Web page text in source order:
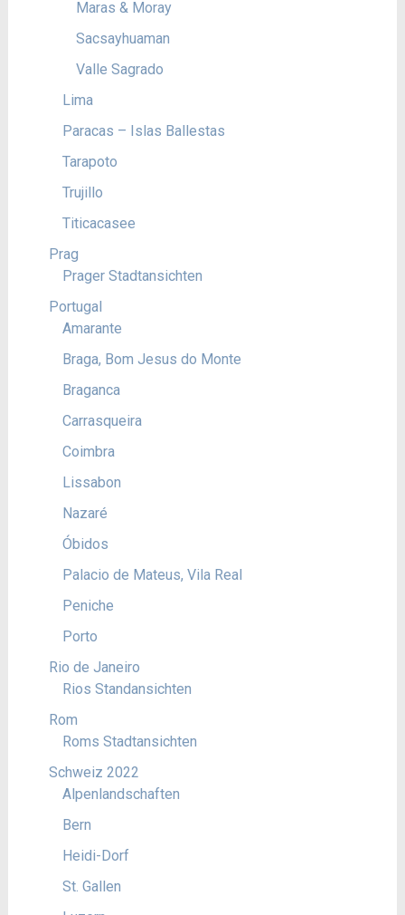
Maras & Moray
Sacsayhuaman
Valle Sagrado
Lima
Paracas – Islas Ballestas
Tarapoto
Trujillo
Titicacasee
Prag
Prager Stadtansichten
Portugal
Amarante
Braga, Bom Jesus do Monte
Braganca
Carrasqueira
Coimbra
Lissabon
Nazaré
Óbidos
Palacio de Mateus, Vila Real
Peniche
Porto
Rio de Janeiro
Rios Standansichten
Rom
Roms Stadtansichten
Schweiz 2022
Alpenlandschaften
Bern
Heidi-Dorf
St. Gallen